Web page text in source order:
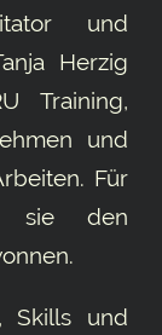
und
Herzig
Training,
und
Für
den
Skills und